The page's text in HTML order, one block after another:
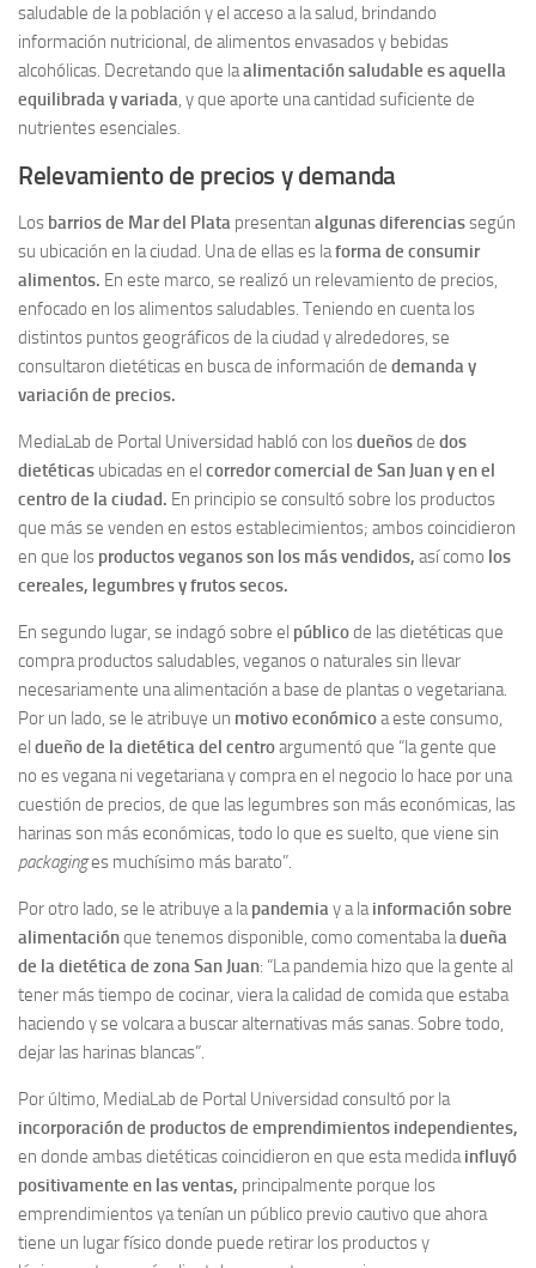
saludable de la población y el acceso a la salud, brindando
información nutricional, de alimentos envasados y bebidas
alcohólicas. Decretando que laalimentación saludable es aquella
equilibrada y variada, y que aporte una cantidad suficiente de
nutrientes esenciales.
Relevamiento de precios y demanda
Los barrios de Mar del Plata presentan algunas diferenciassegún
su ubicación en la ciudad. Una de ellas es laforma de consumir
alimentos. En este marco, se realizó un relevamiento de precios,
enfocado en los alimentos saludables. Teniendo en cuenta los
distintos puntos geográficos de la ciudad y alrededores, se
consultaron dietéticas en busca de información de demanda y
variación de precios.
MediaLab de Portal Universidad habló con losdueñosde dos
dietéticas ubicadas en el corredor comercial de San Juan y en el
centro de la ciudad. En principio se consultó sobre los productos
que más se venden en estos establecimientos; ambos coincidieron
en que los productos veganos son los más vendidos, así como los
cereales, legumbres y frutos secos.
En segundo lugar, se indagó sobre el públicode las dietéticas que
compra productos saludables, veganos o naturales sin llevar
necesariamente una alimentación a base de plantas o vegetariana.
Por un lado, se le atribuye un motivo económicoa este consumo,
el dueño de la dietética del centroargumentó que “la gente que
no es vegana ni vegetariana y compra en el negocio lo hace por una
cuestión de precios, de que las legumbres son más económicas, las
harinas son más económicas, todo lo que es suelto, que viene sin
packaginges muchísimo más barato”.
Por otro lado, se le atribuye a lapandemiay a lainformación sobre
alimentaciónque tenemos disponible, como comentaba ladueña
de la dietética de zona San Juan: “La pandemia hizo que la gente al
tener más tiempo de cocinar, viera la calidad de comida que estaba
haciendo y se volcara a buscar alternativas más sanas. Sobre todo,
dejar las harinas blancas”.
Por último, MediaLab de Portal Universidad consultó por la
incorporación de productos de emprendimientos independientes,
en donde ambas dietéticas coincidieron en que esta medidainfluyó
positivamente en las ventas, principalmente porque los
emprendimientos ya tenían un público previo cautivo que ahora
tiene un lugar físico donde puede retirar los productos y